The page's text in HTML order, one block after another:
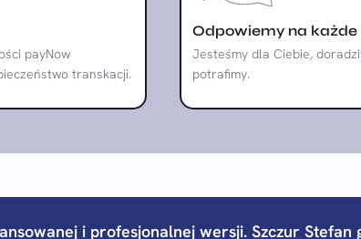
payNow
transkacji.
Odpowiemy na każde
Jesteśmy dla Ciebie,
potrafimy.
i profesjonalnej wersji. Szczur Stefan